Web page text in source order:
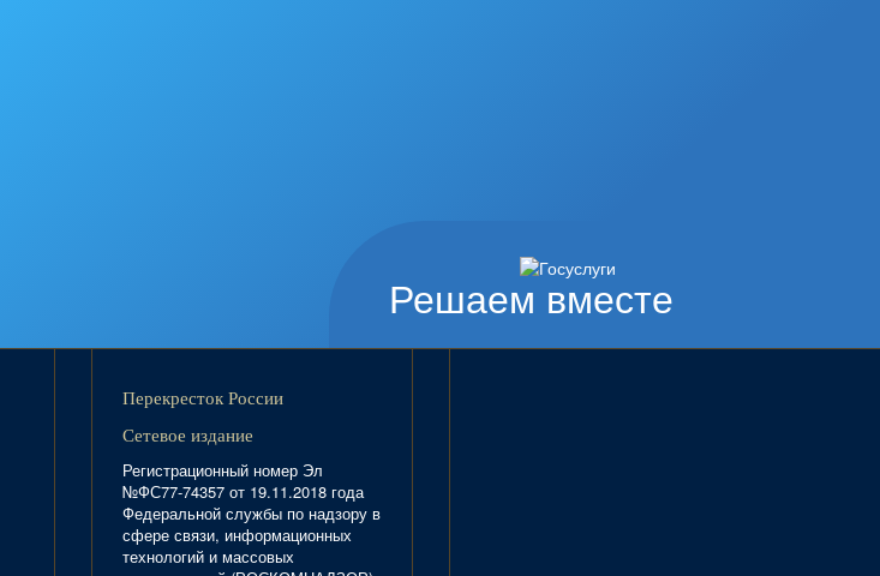
Решаем вместе
Перекресток России
Сетевое издание
Регистрационный номер Эл
№ФС77-74357 от 19.11.2018 года
Федеральной службы по надзору в
сфере связи, информационных
технологий и массовых